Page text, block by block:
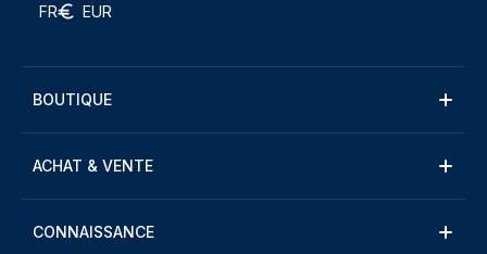
FR EUR
BOUTIQUE
ACHAT & VENTE
CONNAISSANCE